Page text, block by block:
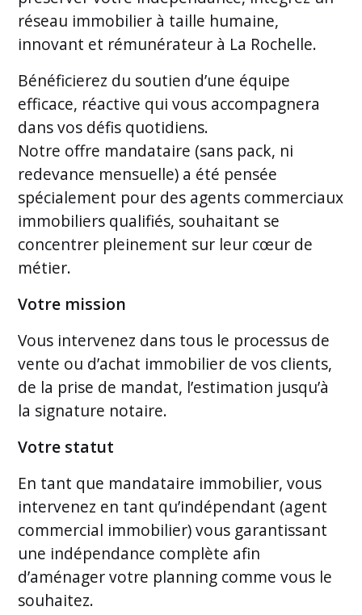
réseau immobilier à taille humaine,
innovant et rémunérateur à La Rochelle.
Bénéficierez du soutien d’une équipe
efficace, réactive qui vous accompagnera
dans vos défis quotidiens.
Notre offre mandataire (sans pack, ni
redevance mensuelle) a été pensée
spécialement pour des agents commerciaux
immobiliers qualifiés, souhaitant se
concentrer pleinement sur leur cœur de
métier.
Votre mission
Vous intervenez dans tous le processus de
vente ou d’achat immobilier de vos clients,
de la prise de mandat, l’estimation jusqu’à
la signature notaire.
Votre statut
En tant que mandataire immobilier, vous
intervenez en tant qu’indépendant (agent
commercial immobilier) vous garantissant
une indépendance complète afin
d’aménager votre planning comme vous le
souhaitez.